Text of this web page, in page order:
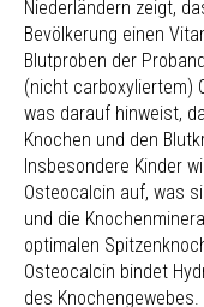
Niederländern zeigt,
Bevölkerung einen
Blutproben der
(nicht carboxyliertem)
was darauf hinweist,
Knochen und den
Insbesondere Kinder
Osteocalcin auf, was
und die
optimalen
Osteocalcin bindet
des